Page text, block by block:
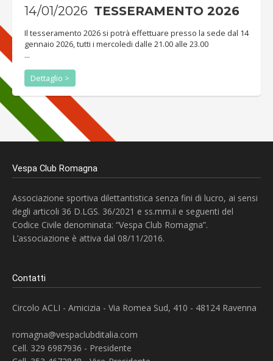
14/01/2026 TESSERAMENTO 2026
Il tesseramento 2026 si potrà effettuare presso la sede dal 14
gennaio 2026, tutti i mercoledi dalle 21.00 alle 23.00
...
Dettaglio >
Vespa Club Romagna
Associazione sportiva dilettantistica senza fini di lucro, ai sensi
degli articoli 36 D.LGS. 36/2021 e ss.mm.ii e seguenti del
Codice Civile denominata: “Vespa Club Romagna”.
L’associazione è attiva dal 08/11/2016.
Contatti
Circolo ACLI - Amicizia - Via Romea Sud, 410 - 48124 Ravenna
romagna@vespaclubditalia.com
Cell. 329 6987936 - Presidente